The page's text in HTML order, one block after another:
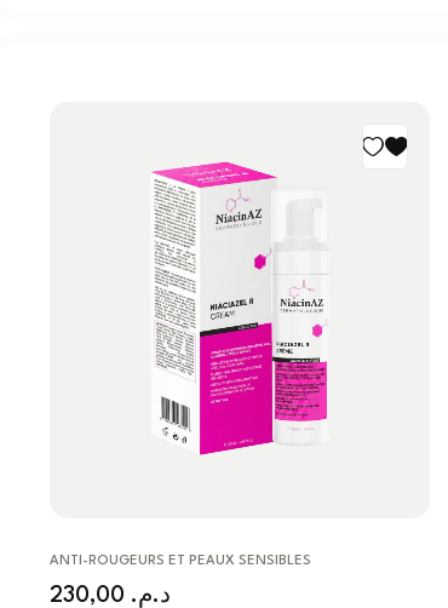
ANTI-ROUGEURS ET PEAUX SENSIBLES
د.م.